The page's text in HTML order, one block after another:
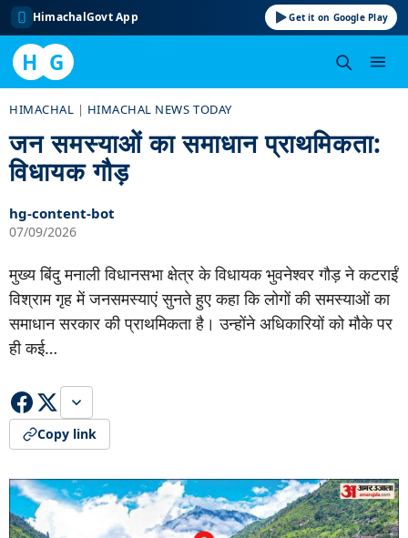
HimachalGovt App Get it on Google Play
H G
content
HIMACHAL | HIMACHAL NEWS TODAY
जन समस्याओं का समाधान प्राथमिकता:
विधायक गौड़
hg-content-bot
07/09/2026
मुख्य बिंदु मनाली विधानसभा क्षेत्र के विधायक भुवनेश्वर गौड़ ने कटराईं
विश्राम गृह में जनसमस्याएं सुनते हुए कहा कि लोगों की समस्याओं का
समाधान सरकार की प्राथमिकता है। उन्होंने अधिकारियों को मौके पर
ही कई…
Copy link